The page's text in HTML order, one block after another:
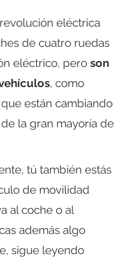
eléctrica
de cuatro ruedas
eléctrico, pero son
, como
están cambiando
la gran mayoría de
tú también estás
de movilidad
al coche o al
además algo
sigue leyendo